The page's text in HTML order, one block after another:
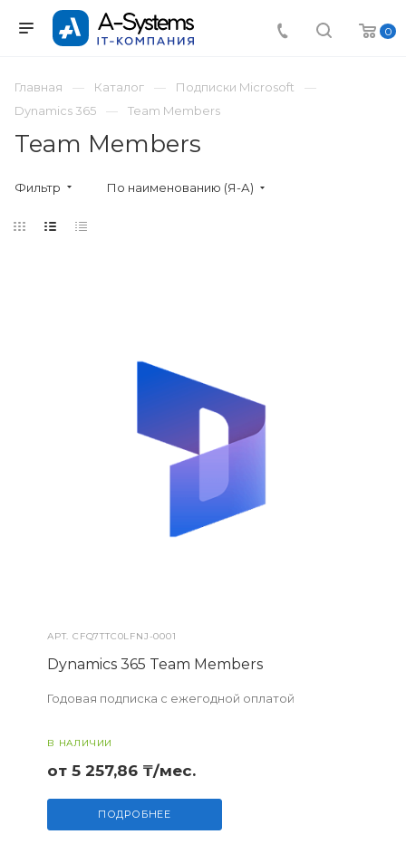
0
Главная Каталог
Подписки Microsoft
Dynamics 365
Team Members
Team Members
Фильтр По наименованию (Я-А)
АРТ.CFQ7TTC0LFNJ-0001
Dynamics 365 Team Members
Годовая подписка с ежегодной оплатой
В НАЛИЧИИ
от 5 257,86 ₸/мес.
ПОДРОБНЕЕ